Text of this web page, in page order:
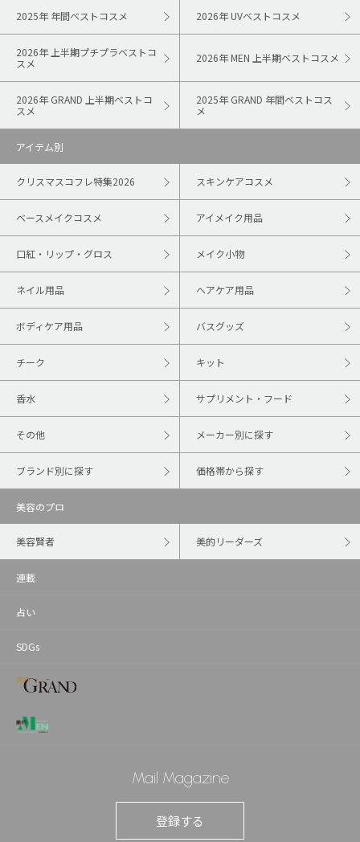
2025年 年間ベストコスメ 2026年 UVベストコスメ
2026年 上半期プチプラベストコ
スメ
2026年 MEN 上半期ベストコスメ
2026年 GRAND 上半期ベストコ
スメ
2025年 GRAND 年間ベストコス
メ
アイテム別
クリスマスコフレ特集2026 スキンケアコスメ
ベースメイクコスメ アイメイク用品
口紅・リップ・グロス メイク小物
ネイル用品 ヘアケア用品
ボディケア用品 バスグッズ
チーク キット
香水 サプリメント・フード
その他 メーカー別に探す
ブランド別に探す 価格帯から探す
美容のプロ
美容賢者 美的リーダーズ
連載
占い
SDGs
Mail Magazine
登録する